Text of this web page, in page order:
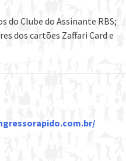
do Clube do Assinante RBS;
dos cartões Zaffari Card e